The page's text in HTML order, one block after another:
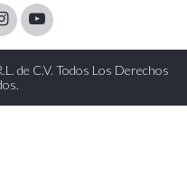
Youtube
de C.V. Todos Los Derechos